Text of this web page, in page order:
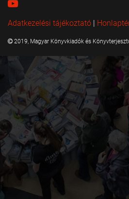
Adatkezelési tájékoztató |
2019, Magyar Könyvkiadók és